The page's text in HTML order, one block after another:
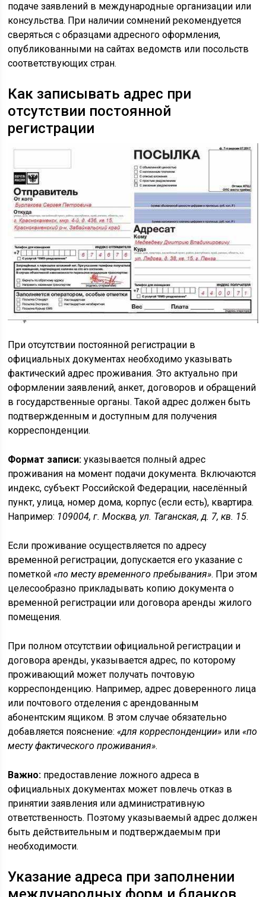
подаче заявлений в международные организации или
консульства. При наличии сомнений рекомендуется
сверяться с образцами адресного оформления,
опубликованными на сайтах ведомств или посольств
соответствующих стран.
Как записывать адрес при
отсутствии постоянной
регистрации
При отсутствии постоянной регистрации в
официальных документах необходимо указывать
фактический адрес проживания. Это актуально при
оформлении заявлений, анкет, договоров и обращений
в государственные органы. Такой адрес должен быть
подтвержденным и доступным для получения
корреспонденции.
Формат записи: указывается полный адрес
проживания на момент подачи документа. Включаются
индекс, субъект Российской Федерации, населённый
пункт, улица, номер дома, корпус (если есть), квартира.
Например: 109004, г. Москва, ул. Таганская, д. 7, кв. 15.
Если проживание осуществляется по адресу
временной регистрации, допускается его указание с
пометкой«по месту временного пребывания». При этом
целесообразно прикладывать копию документа о
временной регистрации или договора аренды жилого
помещения.
При полном отсутствии официальной регистрации и
договора аренды, указывается адрес, по которому
проживающий может получать почтовую
корреспонденцию. Например, адрес доверенного лица
или почтового отделения с арендованным
абонентским ящиком. В этом случае обязательно
добавляется пояснение:«для корреспонденции» или«по
месту фактического проживания».
Важно: предоставление ложного адреса в
официальных документах может повлечь отказ в
принятии заявления или административную
ответственность. Поэтому указываемый адрес должен
быть действительным и подтверждаемым при
необходимости.
Указание адреса при заполнении